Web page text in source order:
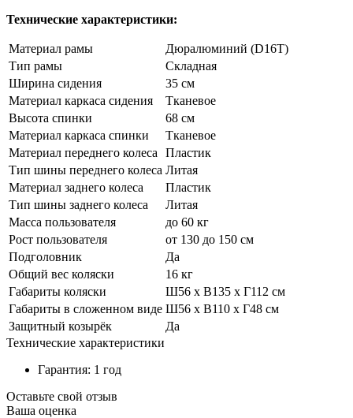
Технические характеристики:
Материал рамы
Дюралюминий (D16T)
Тип рамы
Складная
Ширина сидения
35 см
Материал каркаса сидения
Тканевое
Высота спинки
68 см
Материал каркаса спинки
Тканевое
Материал переднего колеса
Пластик
Тип шины переднего колеса Литая
Материал заднего колеса
Пластик
Тип шины заднего колеса
Литая
Масса пользователя
до 60 кг
Рост пользователя
от 130 до 150 см
Подголовник
Да
Общий вес коляски
16 кг
Габариты коляски
Ш56 х В135 х Г112 см
Габариты в сложенном виде Ш56 х В110 х Г48 см
Защитный козырёк
Да
Технические характеристики
Гарантия: 1 год
Оставьте свой отзыв
Ваша оценка